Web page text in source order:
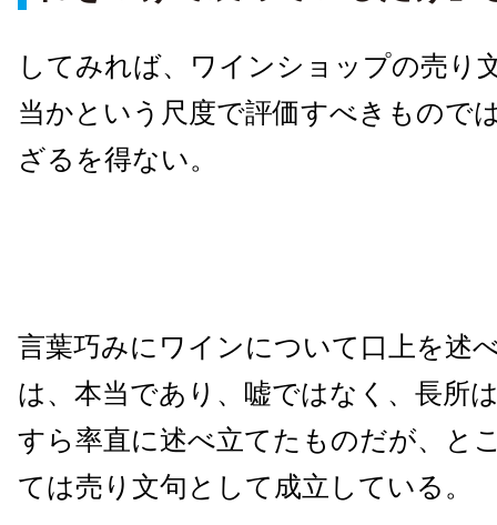
してみれば、ワインショップの売り
当かという尺度で評価すべきもので
ざるを得ない。
言葉巧みにワインについて口上を述
は、本当であり、嘘ではなく、長所
すら率直に述べ立てたものだが、と
ては売り文句として成立している。